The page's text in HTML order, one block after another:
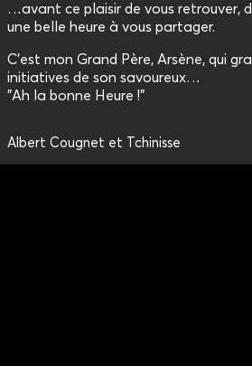
…avant ce plaisir de vous retrouver,
une belle heure à vous partager.
C'est mon Grand Père, Arsène, qui
initiatives de son savoureux…
"Ah la bonne Heure !"
Albert Cougnet et Tchinisse